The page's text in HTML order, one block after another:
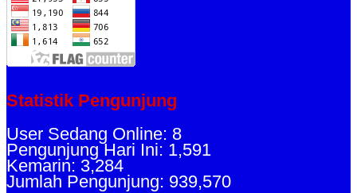
Statistik Pengunjung
User Sedang Online: 8
Pengunjung Hari Ini: 1,591
Kemarin: 3,284
Jumlah Pengunjung: 939,570